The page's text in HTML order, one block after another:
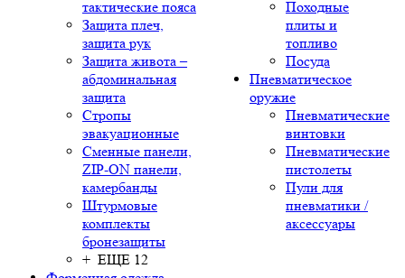
тактические пояса
Защита плеч,
защита рук
Защита живота –
абдоминальная
защита
Стропы
эвакуационные
Сменные панели,
ZIP-ON панели,
камербанды
Штурмовые
комплекты
бронезащиты
+ ЕЩЕ 12
Походные
плиты и
топливо
Посуда
Пневматическое
оружие
Пневматические
винтовки
Пневматические
пистолеты
Пули для
пневматики /
аксессуары